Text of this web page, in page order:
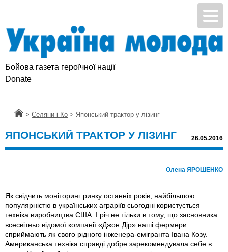
Бойова газета героїчної нації
Donate
Головна
> Селяни і Ко > Японський трактор у лізинг
ЯПОНСЬКИЙ ТРАКТОР У ЛІЗИНГ 26.05.2016
Олена ЯРОШЕНКО
Як свідчить моніторинг ринку останніх років, найбільшою
популярністю в українських аграріїв сьогодні користується
техніка виробництва США. І рiч не тільки в тому, що засновника
всесвітньо відомої компанії «Джон Дір» наші фермери
сприймають як свого рідного інженера-емігранта Івана Козу.
Американська техніка справді добре зарекомендувала себе в